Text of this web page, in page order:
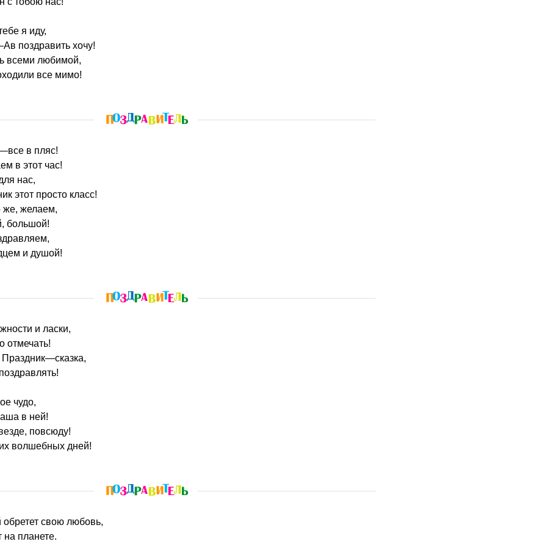
я иду,
поздравить хочу!
всеми любимой,
все мимо!
в пляс!
в этот час!
нас,
этот просто класс!
же, желаем,
большой!
и душой!
и ласки,
отмечать!
чудо,
в ней!
повсюду!
волшебных дней!
обретет свою любовь,
на планете.